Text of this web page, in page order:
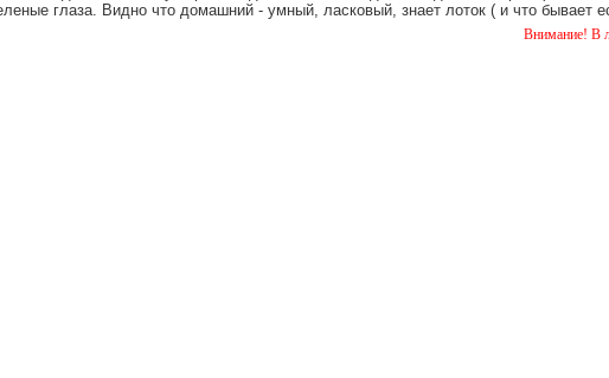
глаза. Видно что домашний - умный, ласковый, знает лоток ( и что бывает
Внимание! В лесу